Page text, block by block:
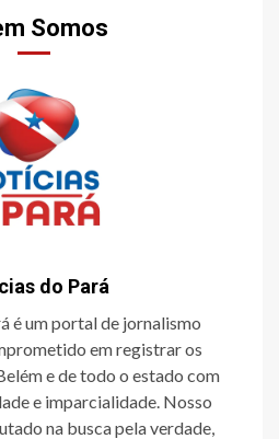
Somos
do Pará
é um portal de jornalismo
em registrar os
e de todo o estado com
e imparcialidade. Nosso
na busca pela verdade,